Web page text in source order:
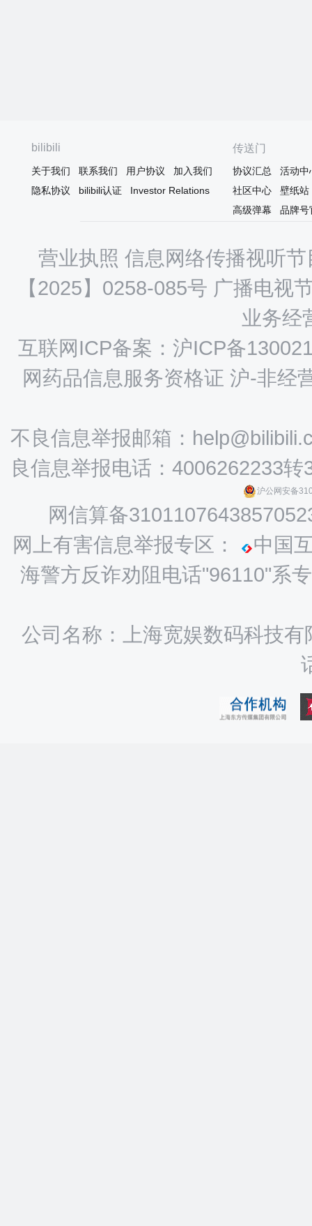
bilibili
关于我们 联系我们 用户协议
加入我们
隐私协议
bilibili认证 Investor Relations
传送门
协议汇总
活动中
社区中心
壁纸站
高级弹幕
品牌号
营业执照 信息网络传播视听
【2025】0258-085号 广播电视
业务经
互联网ICP备案：沪ICP备
网药品信息服务资格证 沪-非经
不良信息举报邮箱：
良信息举报电话：4006262233转
沪公网安备
网信算备
网上有害信息举报专区：
中国
海警方反诈劝阻电话"96110"系
公司名称：上海宽娱数码科技有